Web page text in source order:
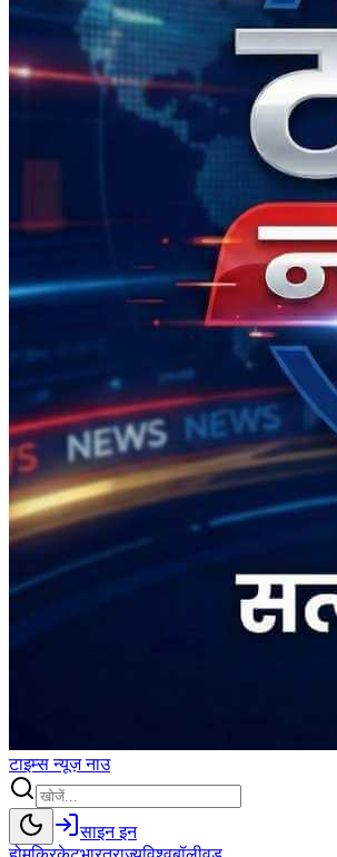
टाइम्सन्यूज़नाउ
साइन इन